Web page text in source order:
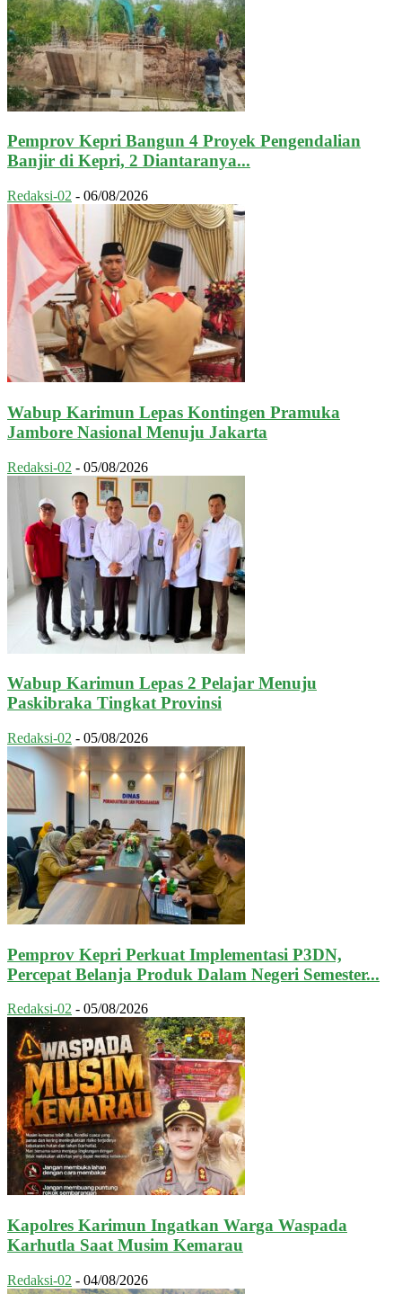
Pemprov Kepri Bangun 4 Proyek Pengendalian
Banjir di Kepri, 2 Diantaranya...
Redaksi-02 - 06/08/2026
Wabup Karimun Lepas Kontingen Pramuka
Jambore Nasional Menuju Jakarta
Redaksi-02 - 05/08/2026
Wabup Karimun Lepas 2 Pelajar Menuju
Paskibraka Tingkat Provinsi
Redaksi-02 - 05/08/2026
Pemprov Kepri Perkuat Implementasi P3DN,
Percepat Belanja Produk Dalam Negeri Semester...
Redaksi-02 - 05/08/2026
Kapolres Karimun Ingatkan Warga Waspada
Karhutla Saat Musim Kemarau
Redaksi-02 - 04/08/2026